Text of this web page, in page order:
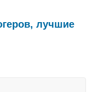
лучшие